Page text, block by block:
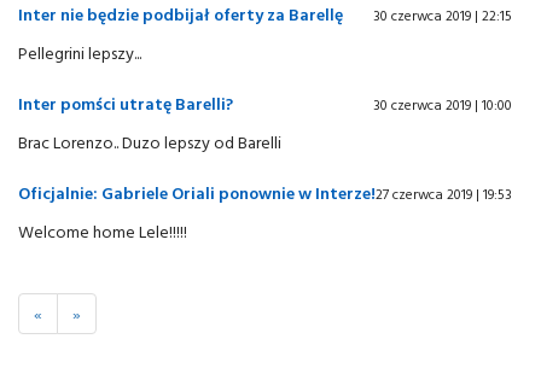
Inter nie będzie podbijał oferty za Barellę
30 czerwca 2019 | 22:15
Pellegrini lepszy...
Inter pomści utratę Barelli?
30 czerwca 2019 | 10:00
Brac Lorenzo.. Duzo lepszy od Barelli
Oficjalnie: Gabriele Oriali ponownie w Interze!27 czerwca 2019 | 19:53
Welcome home Lele!!!!!
« »